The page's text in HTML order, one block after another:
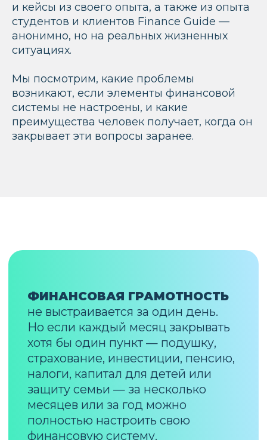
и кейсы из своего опыта, а также из опыта
студентов и клиентов Finance Guide —
анонимно, но на реальных жизненных
ситуациях.
Мы посмотрим, какие проблемы
возникают, если элементы финансовой
системы не настроены, и какие
преимущества человек получает, когда он
закрывает эти вопросы заранее.
И СОМНЕНИЯ